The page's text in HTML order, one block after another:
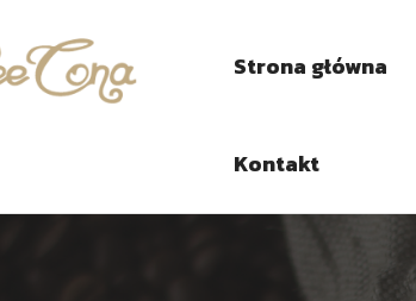
Strona główna
Kontakt